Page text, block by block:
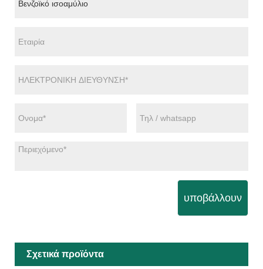
υποβάλλουν
Σχετικά προϊόντα